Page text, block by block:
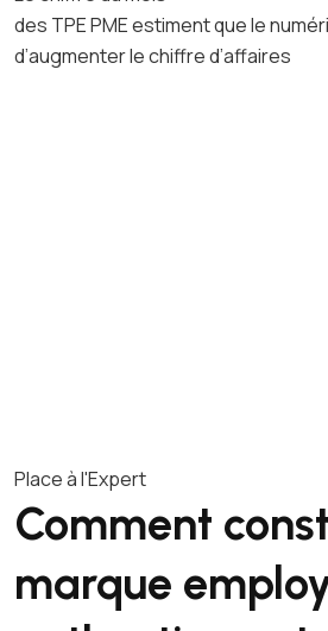
des TPE PME estiment que le
d’augmenter le chiffre d’affaires
Place à l'Expert
Comment
marque